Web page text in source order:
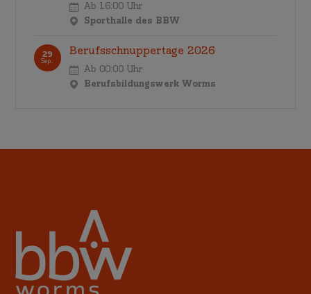
Ab 16:00 Uhr
Sporthalle des BBW
29
Sep..
Berufsschnuppertage 2026
Ab 00:00 Uhr
Berufsbildungswerk Worms